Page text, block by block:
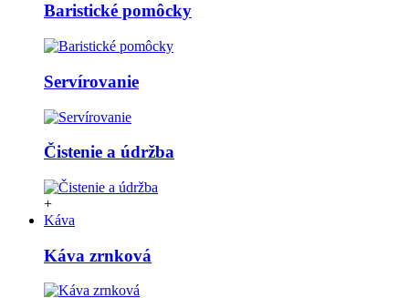
Baristické pomôcky
Servírovanie
Čistenie a údržba
+
Káva
Káva zrnková